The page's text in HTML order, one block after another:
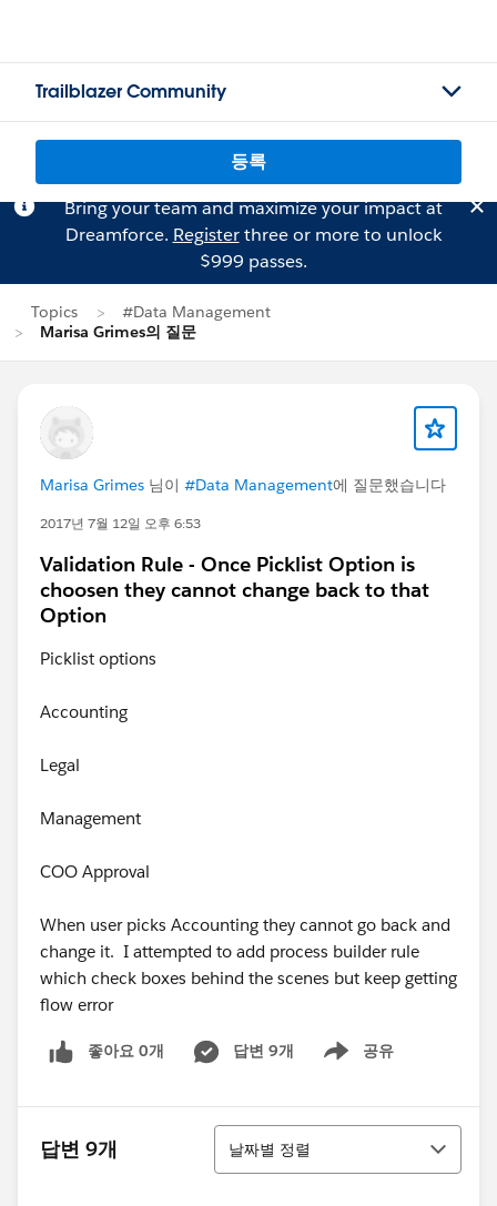
Trailblazer Community
등록
Bring your team and maximize your impact at
Dreamforce. Registerthree or more to unlock
$999 passes.
Topics
#Data Management
Marisa Grimes의 질문
Marisa Grimes 님이 #Data Management에 질문했습니다
2017년 7월 12일 오후 6:53
Validation Rule - Once Picklist Option is
choosen they cannot change back to that
Option
Picklist options
Accounting
Legal
Management
COO Approval
When user picks Accounting they cannot go back and
change it. I attempted to add process builder rule
which check boxes behind the scenes but keep getting
flow error
좋아요 0개 답변 9개 공유
Show menu
답변 9개
정렬
날짜별 정렬